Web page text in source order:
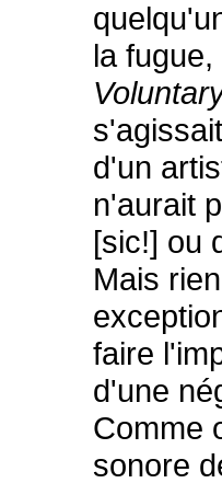
la
d'un
n'aurait
[sic!] ou
Mais
faire
d'une
Comme
sonore